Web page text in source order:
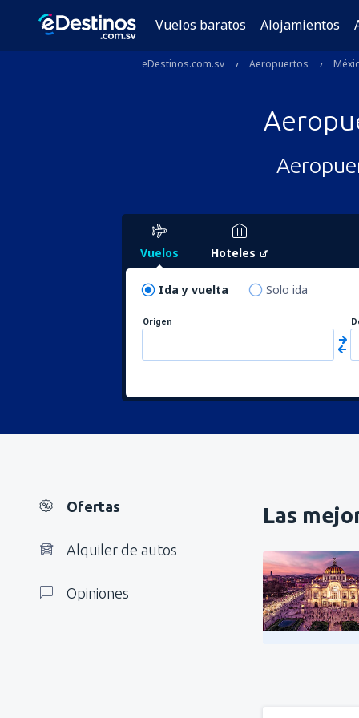
Vuelos baratos Alojamientos
eDestinos.com.sv Aeropuertos
Vuelos Hoteles
Ida y vuelta Solo ida
Origen
Ofertas
Alquiler de autos
Opiniones
Las